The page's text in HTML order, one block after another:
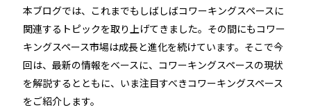
本ブログでは、これまでもしばしばコワーキングスペースに
関連するトピックを取り上げてきました。その間にもコワー
キングスペース市場は成長と進化を続けています。そこで今
回は、最新の情報をベースに、コワーキングスペースの現状
を解説するとともに、いま注目すべきコワーキングスペース
をご紹介します。
RemoteLOCK 9j-Q
TOBIRA
オフィス
公共施設
工事の様子
施工パートナー 一覧
カスタマーサポート
お知らせ セミナー
特定商取引法に基づく表記
プライバシーポリシー